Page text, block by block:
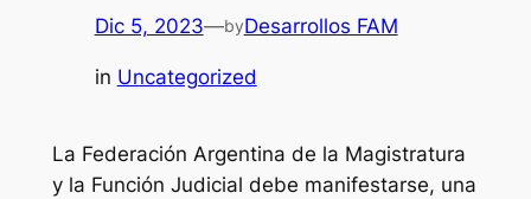
Dic 5, 2023—byDesarrollos FAM
in Uncategorized
La Federación Argentina de la Magistratura
y la Función Judicial debe manifestarse, una